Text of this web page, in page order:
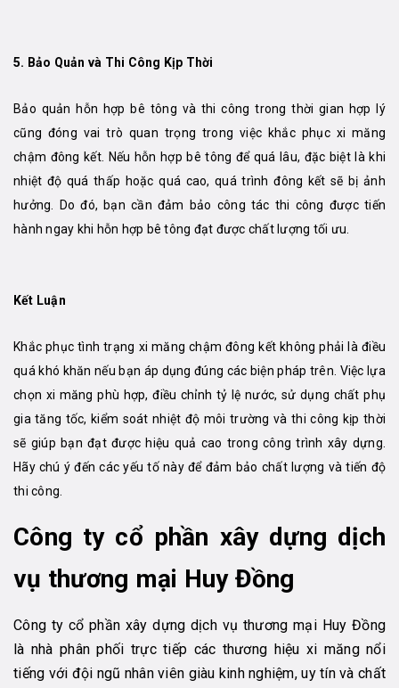
5. Bảo Quản và Thi Công Kịp Thời
Bảo quản hỗn hợp bê tông và thi công trong thời gian hợp lý
cũng đóng vai trò quan trọng trong việc khắc phục xi măng
chậm đông kết. Nếu hỗn hợp bê tông để quá lâu, đặc biệt là khi
nhiệt độ quá thấp hoặc quá cao, quá trình đông kết sẽ bị ảnh
hưởng. Do đó, bạn cần đảm bảo công tác thi công được tiến
hành ngay khi hỗn hợp bê tông đạt được chất lượng tối ưu.
Kết Luận
Khắc phục tình trạng xi măng chậm đông kết không phải là điều
quá khó khăn nếu bạn áp dụng đúng các biện pháp trên. Việc lựa
chọn xi măng phù hợp, điều chỉnh tỷ lệ nước, sử dụng chất phụ
gia tăng tốc, kiểm soát nhiệt độ môi trường và thi công kịp thời
sẽ giúp bạn đạt được hiệu quả cao trong công trình xây dựng.
Hãy chú ý đến các yếu tố này để đảm bảo chất lượng và tiến độ
thi công.
Công ty cổ phần xây dựng dịch
vụ thương mại Huy Đồng
Công ty cổ phần xây dựng dịch vụ thương mại Huy Đồng
là nhà phân phối trực tiếp các thương hiệu xi măng nổi
tiếng với đội ngũ nhân viên giàu kinh nghiệm, uy tín và chất